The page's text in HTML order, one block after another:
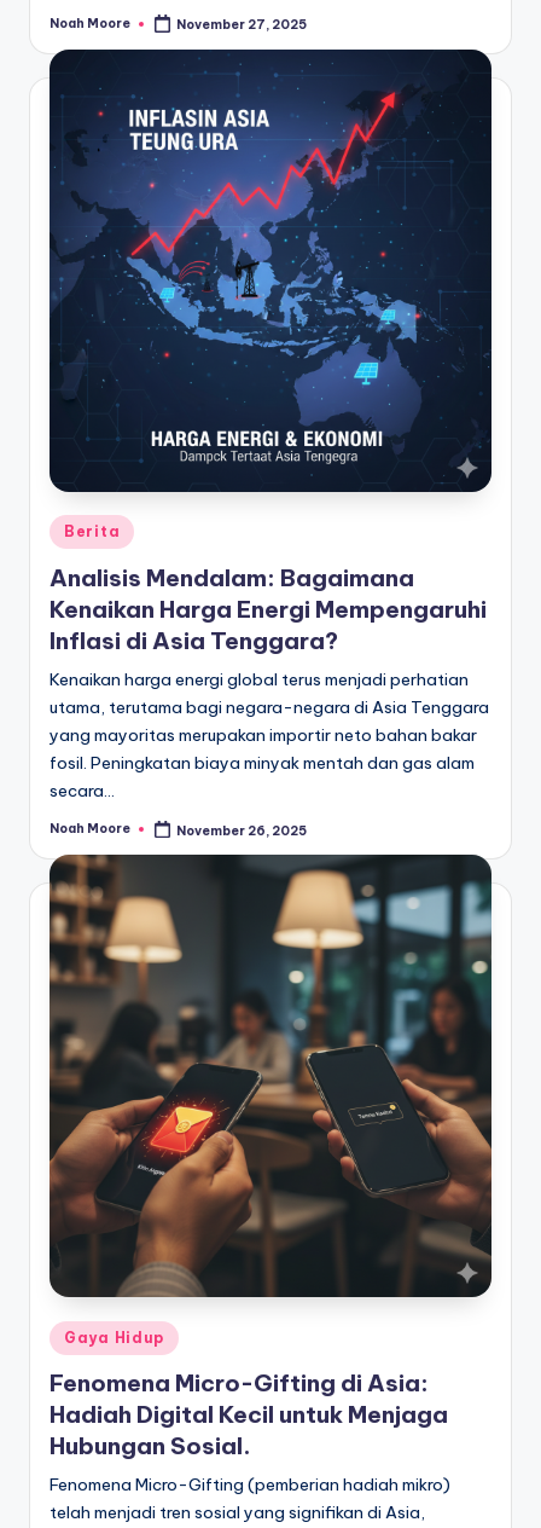
Posted
Noah Moore November 27, 2025
Posted
Berita
Analisis Mendalam: Bagaimana
Kenaikan Harga Energi Mempengaruhi
Inflasi di Asia Tenggara?
Kenaikan harga energi global terus menjadi perhatian
utama, terutama bagi negara-negara di Asia Tenggara
yang mayoritas merupakan importir neto bahan bakar
fosil. Peningkatan biaya minyak mentah dan gas alam
secara…
Posted
Noah Moore November 26, 2025
Posted
in
Gaya Hidup
Fenomena Micro-Gifting di Asia:
Hadiah Digital Kecil untuk Menjaga
Hubungan Sosial.
Fenomena Micro-Gifting (pemberian hadiah mikro)
telah menjadi tren sosial yang signifikan di Asia,